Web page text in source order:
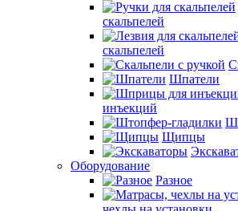
скальпелей
скальпелей
Шпатели
инъекций
Щипцы
Оборудование
Разное